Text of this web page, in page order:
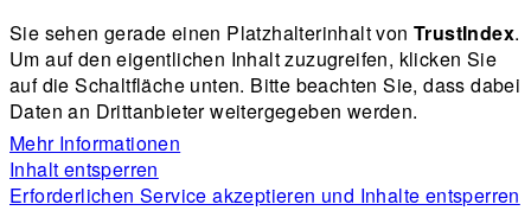
Sie sehen gerade einen Platzhalterinhalt von TrustIndex.
Um auf den eigentlichen Inhalt zuzugreifen, klicken Sie
auf die Schaltfläche unten. Bitte beachten Sie, dass dabei
Daten an Drittanbieter weitergegeben werden.
Mehr Informationen
Inhalt entsperren
Erforderlichen Service akzeptieren und Inhalte entsperren